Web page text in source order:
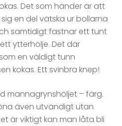
Det som händer är att
en del vätska ur bollarna
samtidigt fastnar ett tunt
ytterhölje. Det där
en väldigt tunn
kokas. Ett svinbra knep!
mannagrynshöljet – färg.
även utvändigt utan
är viktigt kan man låta bli